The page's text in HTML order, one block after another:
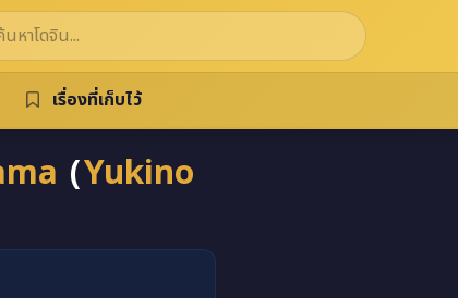
เรื่องที่เก็บไว้
(Yukino